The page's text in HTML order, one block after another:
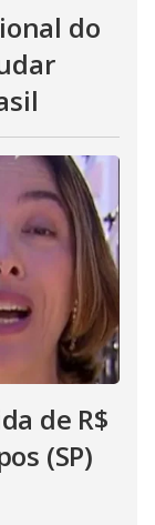
do
de R$
(SP)